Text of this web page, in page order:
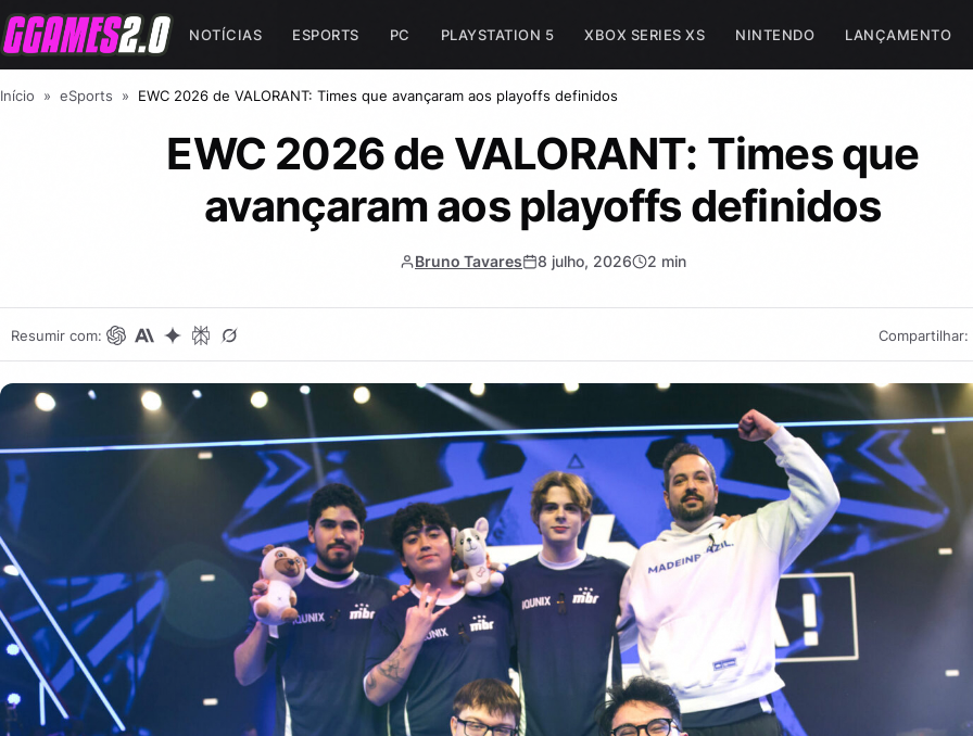
NOTÍCIAS ESPORTS PC PLAYSTATION 5 XBOX SERIES XS NINTENDO LANÇAMENTO
Início » eSports » EWC 2026 de VALORANT: Times que avançaram aos playoffs definidos
EWC 2026 de VALORANT: Times que
avançaram aos playoffs definidos
Bruno Tavares 8 julho, 2026 2 min
Resumir com: Compartilhar: